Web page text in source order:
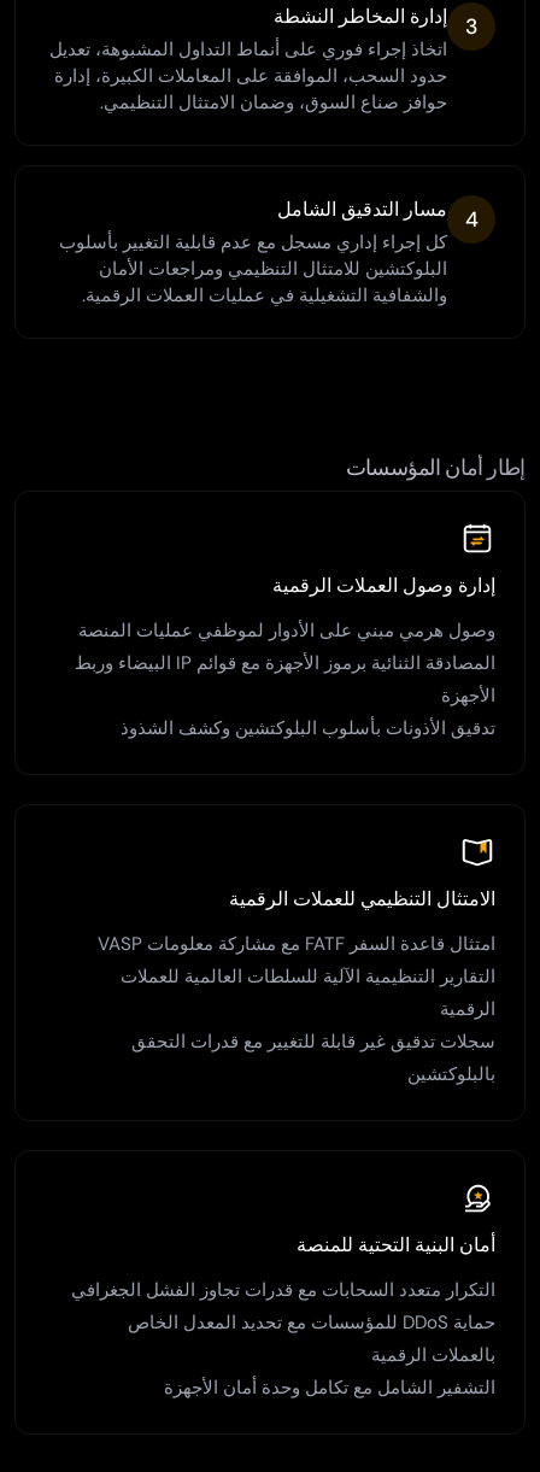
3 إدارة المخاطر النشطة
اتخاذ إجراء فوري على أنماط التداول المشبوهة، تعديل
حدود السحب، الموافقة على المعاملات الكبيرة، إدارة
حوافز صناع السوق، وضمان الامتثال التنظيمي.
4 مسار التدقيق الشامل
كل إجراء إداري مسجل مع عدم قابلية التغيير بأسلوب
البلوكتشين للامتثال التنظيمي ومراجعات الأمان
والشفافية التشغيلية في عمليات العملات الرقمية.
إطار أمان المؤسسات
إدارة وصول العملات الرقمية
وصول هرمي مبني على الأدوار لموظفي عمليات المنصة
المصادقة الثنائية برموز الأجهزة مع قوائم IP البيضاء وربط
الأجهزة
تدقيق الأذونات بأسلوب البلوكتشين وكشف الشذوذ
الامتثال التنظيمي للعملات الرقمية
امتثال قاعدة السفر FATF مع مشاركة معلومات VASP
التقارير التنظيمية الآلية للسلطات العالمية للعملات
الرقمية
سجلات تدقيق غير قابلة للتغيير مع قدرات التحقق
بالبلوكتشين
أمان البنية التحتية للمنصة
التكرار متعدد السحابات مع قدرات تجاوز الفشل الجغرافي
حماية DDoS للمؤسسات مع تحديد المعدل الخاص
بالعملات الرقمية
التشفير الشامل مع تكامل وحدة أمان الأجهزة